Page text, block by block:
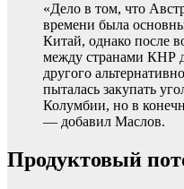
«Дело в том, что
времени была
Китай, однако после
между странами КНР
другого
пыталась закупать
Колумбии, но в
— добавил Маслов.
Продуктовый